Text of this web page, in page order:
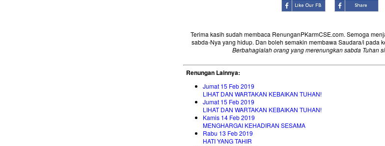
Terima kasih sudah membaca RenunganPKarmCSE.com. Semoga
sabda-Nya yang hidup. Dan boleh semakin membawa Saudara/i pada
Berbahagialah orang yang merenungkan sabda Tuhan
Renungan Lainnya:
Jumat 15 Feb 2019
LIHAT DAN WARTAKAN KEBAIKAN TUHAN!
Jumat 15 Feb 2019
LIHAT DAN WARTAKAN KEBAIKAN TUHAN!
Kamis 14 Feb 2019
MENGHARGAI KEHADIRAN SESAMA
Rabu 13 Feb 2019
HATI YANG TAHIR